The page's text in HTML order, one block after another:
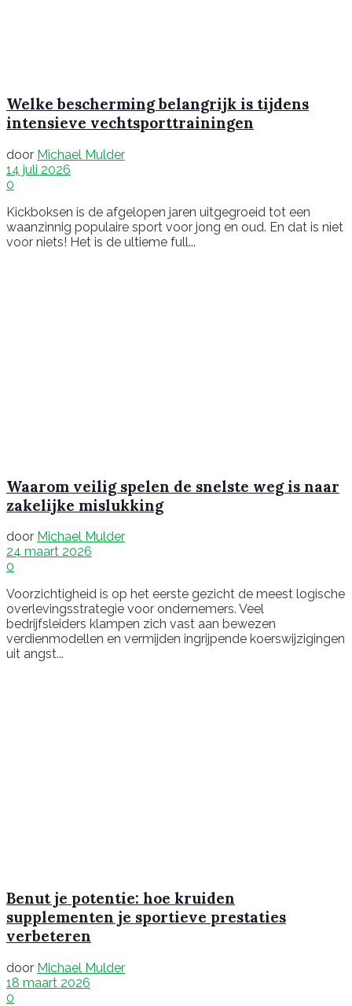
Welke bescherming belangrijk is tijdens
intensieve vechtsporttrainingen
door Michael Mulder
14 juli 2026
0
Kickboksen is de afgelopen jaren uitgegroeid tot een
waanzinnig populaire sport voor jong en oud. En dat is niet
voor niets! Het is de ultieme full...
Waarom veilig spelen de snelste weg is naar
zakelijke mislukking
door Michael Mulder
24 maart 2026
0
Voorzichtigheid is op het eerste gezicht de meest logische
overlevingsstrategie voor ondernemers. Veel
bedrijfsleiders klampen zich vast aan bewezen
verdienmodellen en vermijden ingrijpende koerswijzigingen
uit angst...
Benut je potentie: hoe kruiden
supplementen je sportieve prestaties
verbeteren
door Michael Mulder
18 maart 2026
0